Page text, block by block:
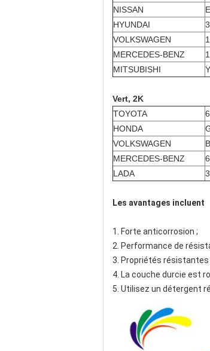
NISSAN
HYUNDAI
VOLKSWAGEN
MERCEDES-BENZ
MITSUBISHI
Vert, 2K
TOYOTA
HONDA
VOLKSWAGEN
MERCEDES-BENZ
LADA
Les avantages incluent
1. Forte anticorrosion ;
2. Performance de
3. Propriétés
4. La couche durcie est
5. Utilisez un détergent